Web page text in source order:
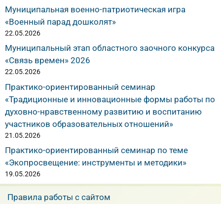
Муниципальная военно-патриотическая игра
«Военный парад дошколят»
22.05.2026
Муниципальный этап областного заочного конкурса
«Связь времен» 2026
22.05.2026
Практико-ориентированный семинар
«Традиционные и инновационные формы работы по
духовно-нравственному развитию и воспитанию
участников образовательных отношений»
21.05.2026
Практико-ориентированный семинар по теме
«Экопросвещение: инструменты и методики»
19.05.2026
Правила работы с сайтом